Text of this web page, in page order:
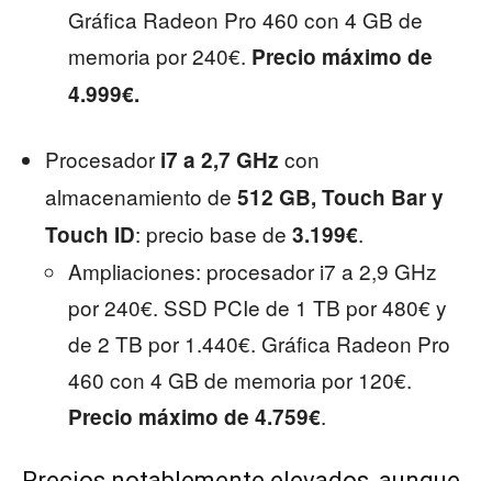
Gráfica Radeon Pro 460 con 4 GB de
memoria por 240€. Precio máximo de
4.999€.
Procesador i7 a 2,7 GHz con
almacenamiento de 512 GB, Touch Bar y
Touch ID: precio base de 3.199€.
Ampliaciones: procesador i7 a 2,9 GHz
por 240€. SSD PCIe de 1 TB por 480€ y
de 2 TB por 1.440€. Gráfica Radeon Pro
460 con 4 GB de memoria por 120€.
Precio máximo de 4.759€.